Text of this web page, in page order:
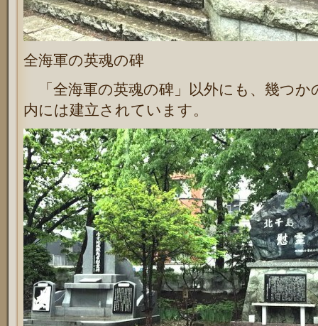
全海軍の英魂の碑
「全海軍の英魂の碑」以外にも、幾つか
内には建立されています。